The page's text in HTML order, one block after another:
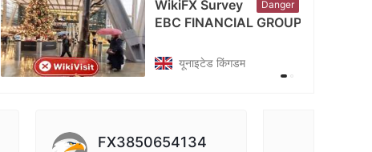
Facebook
https://www.facebook.com/ebc.group/
WikiFX Survey
EBC FINANCIAL GROUP
साइप्रस
FX3850654134